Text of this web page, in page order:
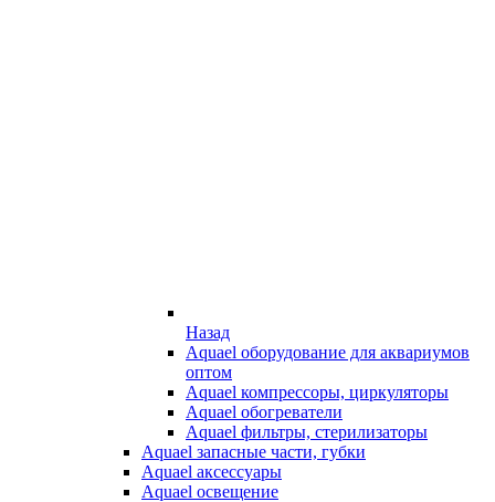
Назад
Aquael оборудование для аквариумов
оптом
Aquael компрессоры, циркуляторы
Aquael обогреватели
Aquael фильтры, стерилизаторы
Aquael запасные части, губки
Aquael аксессуары
Aquael освещение